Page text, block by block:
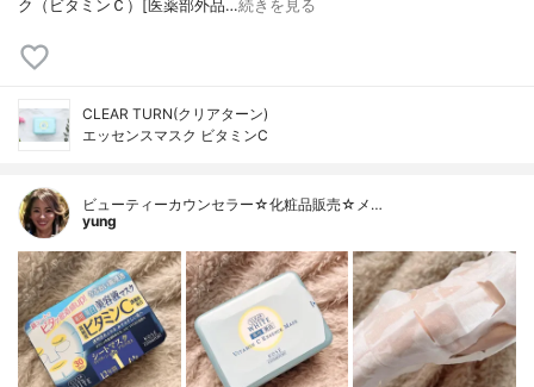
ク（ビタミンＣ）[医薬部外品…続きを見る
CLEAR TURN(クリアターン)
エッセンスマスク ビタミンC
ビューティーカウンセラー☆化粧品販売☆メ…
yung